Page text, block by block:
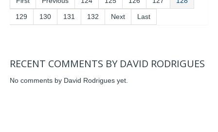
129 130 131 132 Next Last
RECENT COMMENTS BY DAVID RODRIGUES
No comments by David Rodrigues yet.